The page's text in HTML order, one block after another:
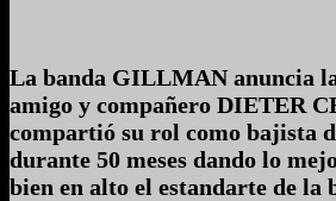
La banda GILLMAN anuncia
amigo y compañero DIETER
compartió su rol como bajista
durante 50 meses dando lo
bien en alto el estandarte de la